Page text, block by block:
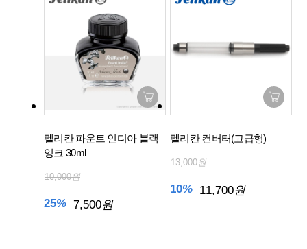
펠리칸 파운트 인디아 블랙
잉크 30ml
10,000원
25% 7,500원
펠리칸 컨버터(고급형)
13,000원
10% 11,700원